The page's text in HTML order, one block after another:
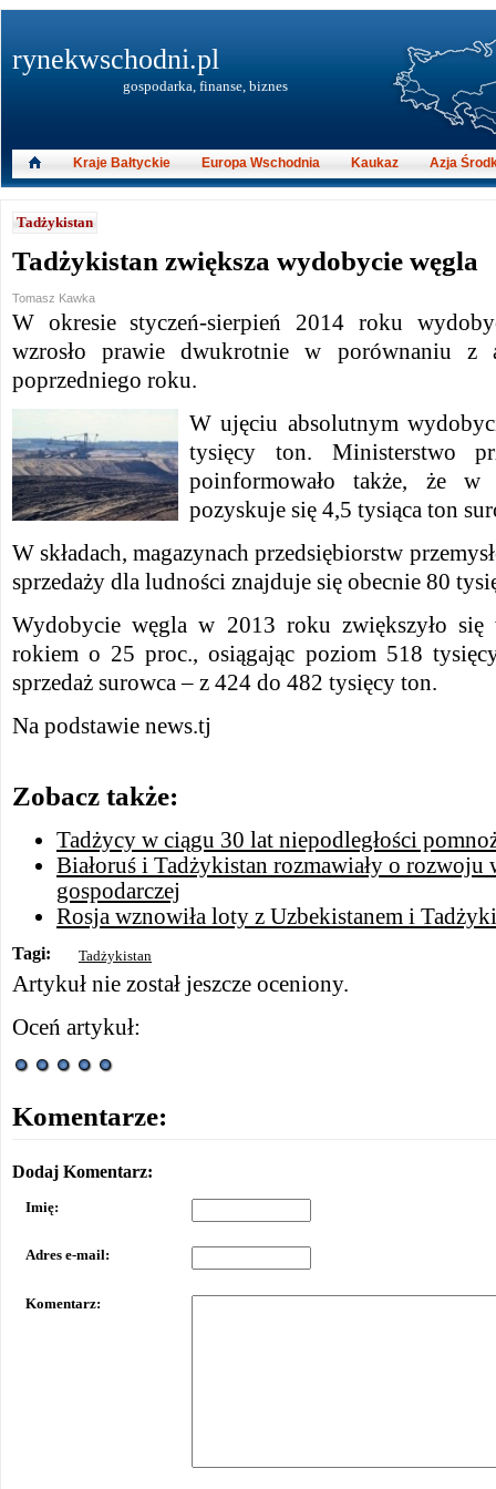
Tadżykistan
Tadżykistan zwiększa wydobycie węgla
Tomasz Kawka
W okresie styczeń-sierpień 2014 roku
wzrosło prawie dwukrotnie w porównaniu z
poprzedniego roku.
W ujęciu absolutnym
tysięcy ton. Ministerstwo
poinformowało także, że
pozyskuje się 4,5 tysiąca ton
W składach, magazynach przedsiębiorstw
sprzedaży dla ludności znajduje się obecnie 80
Wydobycie węgla w 2013 roku zwiększyło
rokiem o 25 proc., osiągając poziom 518
sprzedaż surowca – z 424 do 482 tysięcy ton.
Na podstawie news.tj
Zobacz także:
Tadżycy w ciągu 30 lat niepodległości
Białoruś i Tadżykistan rozmawiały o rozwoju
gospodarczej
Rosja wznowiła loty z Uzbekistanem i
Tagi: Tadżykistan
Artykuł nie został jeszcze oceniony.
Oceń artykuł:
Komentarze:
Dodaj Komentarz:
Imię:
Adres e-mail:
Komentarz:
rynekwschodni.pl
gospodarka, finanse, biznes
Kraje Bałtyckie Europa Wschodnia Kaukaz Azja